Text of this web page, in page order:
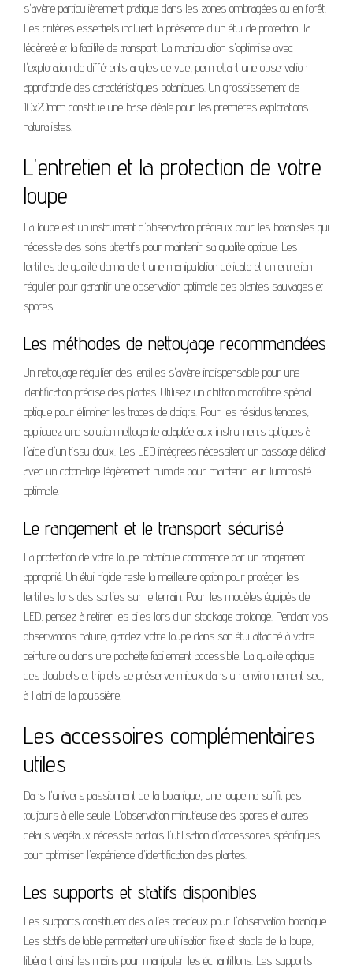
s'avère particulièrement pratique dans les zones ombragées ou en forêt.
Les critères essentiels incluent la présence d'un étui de protection, la
légèreté et la facilité de transport. La manipulation s'optimise avec
l'exploration de différents angles de vue, permettant une observation
approfondie des caractéristiques botaniques. Un grossissement de
10x20mm constitue une base idéale pour les premières explorations
naturalistes.
L'entretien et la protection de votre
loupe
La loupe est un instrument d'observation précieux pour les botanistes qui
nécessite des soins attentifs pour maintenir sa qualité optique. Les
lentilles de qualité demandent une manipulation délicate et un entretien
régulier pour garantir une observation optimale des plantes sauvages et
spores.
Les méthodes de nettoyage recommandées
Un nettoyage régulier des lentilles s'avère indispensable pour une
identification précise des plantes. Utilisez un chiffon microfibre spécial
optique pour éliminer les traces de doigts. Pour les résidus tenaces,
appliquez une solution nettoyante adaptée aux instruments optiques à
l'aide d'un tissu doux. Les LED intégrées nécessitent un passage délicat
avec un coton-tige légèrement humide pour maintenir leur luminosité
optimale.
Le rangement et le transport sécurisé
La protection de votre loupe botanique commence par un rangement
approprié. Un étui rigide reste la meilleure option pour protéger les
lentilles lors des sorties sur le terrain. Pour les modèles équipés de
LED, pensez à retirer les piles lors d'un stockage prolongé. Pendant vos
observations nature, gardez votre loupe dans son étui attaché à votre
ceinture ou dans une pochette facilement accessible. La qualité optique
des doublets et triplets se préserve mieux dans un environnement sec,
à l'abri de la poussière.
Les accessoires complémentaires
utiles
Dans l'univers passionnant de la botanique, une loupe ne suffit pas
toujours à elle seule. L'observation minutieuse des spores et autres
détails végétaux nécessite parfois l'utilisation d'accessoires spécifiques
pour optimiser l'expérience d'identification des plantes.
Les supports et statifs disponibles
Les supports constituent des alliés précieux pour l'observation botanique.
Les statifs de table permettent une utilisation fixe et stable de la loupe,
libérant ainsi les mains pour manipuler les échantillons. Les supports